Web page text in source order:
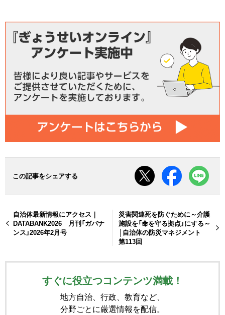
この記事をシェアする
自治体最新情報にアクセス｜
DATABANK2026 月刊「ガバナ
ンス」2026年2月号
災害関連死を防ぐために～介護
施設を「命を守る拠点」にする～
│自治体の防災マネジメント
第113回
すぐに役立つコンテンツ満載！
地方自治、行政、教育など、
分野ごとに厳選情報を配信。